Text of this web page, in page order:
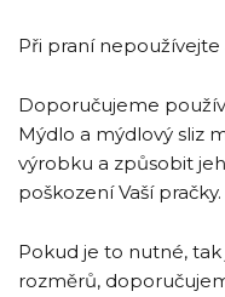
Při praní nepoužívejte
Doporučujeme
Mýdlo a mýdlový sliz
výrobku a způsobit
poškození Vaší pračky.
Pokud je to nutné,
rozměrů,